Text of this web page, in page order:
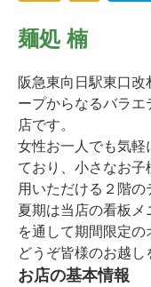
麺処 楠
阪急東向日駅東口
ープからなるバラ
店です。
女性お一人でも気
ており、小さなお
用いただける２階の
夏期は当店の看板
を通して期間限定の
どうぞ皆様のお越し
お店の基本情報